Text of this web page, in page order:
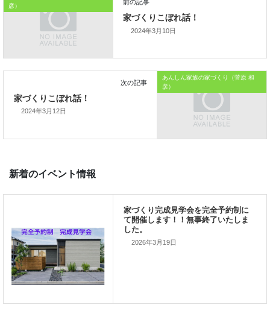
では、では。
家づくりを通じて、
彦）
前の記事
家づくりこぼれ話！
2024年3月10日
あんしん家族の家づくり（菅原 和
彦）
次の記事
2024年3月12日
2026年3月19日